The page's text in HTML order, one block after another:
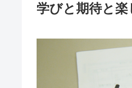
学びと期待と